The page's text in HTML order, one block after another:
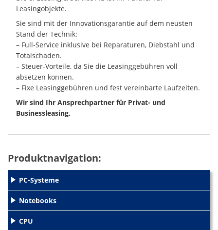
Leasingobjekte.
Sie sind mit der Innovationsgarantie auf dem neusten
Stand der Technik:
– Full-Service inklusive bei Reparaturen, Diebstahl und
Totalschaden.
– Steuer-Vorteile, da Sie die Leasinggebühren voll
absetzen können.
– Fixe Leasinggebühren und fest vereinbarte Laufzeiten.
Wir sind Ihr Ansprechpartner für Privat- und
Businessleasing.
Produktnavigation:
PC-Systeme
Notebooks
+CPU